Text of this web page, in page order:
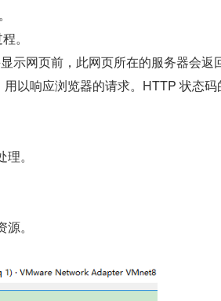
。
示网页前，此网页所在的服务器会返
以响应浏览器的请求。HTTP 状态码
。
。